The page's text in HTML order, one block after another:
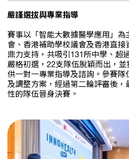
嚴謹選拔與專業指導
賽事以「智能大數據醫學應用」為
會、香港補助學校議會及香港直
鼎力支持，共吸引131所中學、超
嚴格初選，22支隊伍脫穎而出，
供一對一專業指導及諮詢。參賽隊
及調整方案，經過第二輪評審後，
性的隊伍晉身決賽。